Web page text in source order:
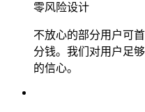
零风险设计
不放心的部分用户可
分钱。我们对用户足
的信心。